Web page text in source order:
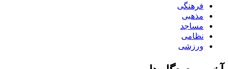
فرهنگی
مذهبی
مساجد
نظامی
ورزشی